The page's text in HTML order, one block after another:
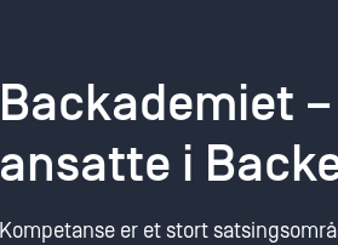
Backademiet
ansatte i
Kompetanse er et stort